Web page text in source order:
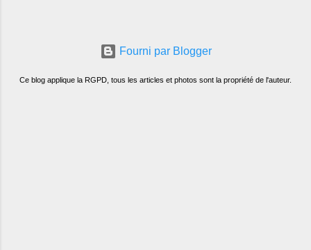
Fourni par Blogger
Ce blog applique la RGPD, tous les articles et photos sont la propriété de l'auteur.